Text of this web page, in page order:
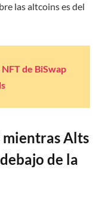
las altcoins es del
NFT de BiSwap
mientras Alts
de la